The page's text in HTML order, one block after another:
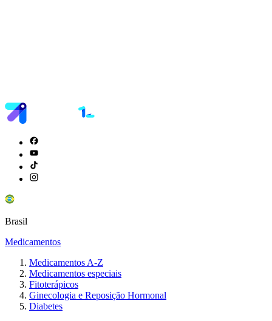
Brasil
Medicamentos
Medicamentos A-Z
Medicamentos especiais
Fitoterápicos
Ginecologia e Reposição Hormonal
Diabetes